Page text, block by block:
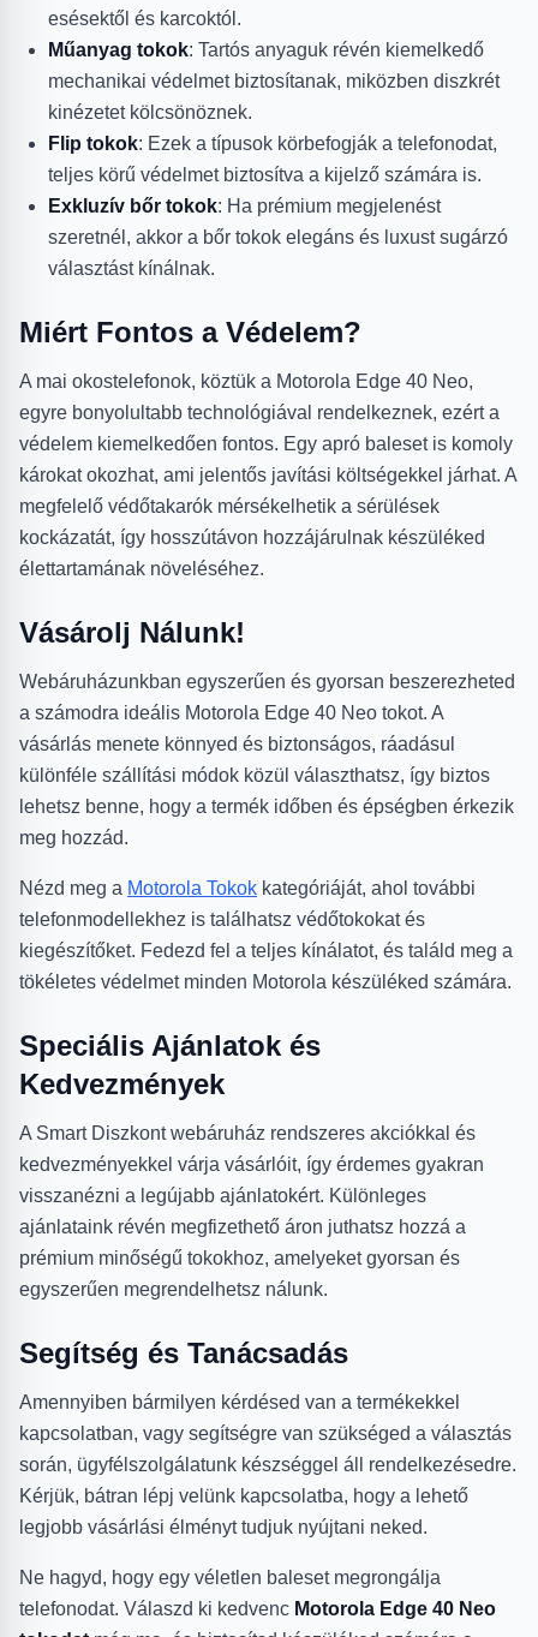
esésektől és karcoktól.
Műanyag tokok: Tartós anyaguk révén kiemelkedő
mechanikai védelmet biztosítanak, miközben diszkrét
kinézetet kölcsönöznek.
Flip tokok: Ezek a típusok körbefogják a telefonodat,
teljes körű védelmet biztosítva a kijelző számára is.
Exkluzív bőr tokok: Ha prémium megjelenést
szeretnél, akkor a bőr tokok elegáns és luxust sugárzó
választást kínálnak.
Miért Fontos a Védelem?
A mai okostelefonok, köztük a Motorola Edge 40 Neo,
egyre bonyolultabb technológiával rendelkeznek, ezért a
védelem kiemelkedően fontos. Egy apró baleset is komoly
károkat okozhat, ami jelentős javítási költségekkel járhat. A
megfelelő védőtakarók mérsékelhetik a sérülések
kockázatát, így hosszútávon hozzájárulnak készüléked
élettartamának növeléséhez.
Vásárolj Nálunk!
Webáruházunkban egyszerűen és gyorsan beszerezheted
a számodra ideális Motorola Edge 40 Neo tokot. A
vásárlás menete könnyed és biztonságos, ráadásul
különféle szállítási módok közül választhatsz, így biztos
lehetsz benne, hogy a termék időben és épségben érkezik
meg hozzád.
Nézd meg a Motorola Tokok kategóriáját, ahol további
telefonmodellekhez is találhatsz védőtokokat és
kiegészítőket. Fedezd fel a teljes kínálatot, és találd meg a
tökéletes védelmet minden Motorola készüléked számára.
Speciális Ajánlatok és
Kedvezmények
A Smart Diszkont webáruház rendszeres akciókkal és
kedvezményekkel várja vásárlóit, így érdemes gyakran
visszanézni a legújabb ajánlatokért. Különleges
ajánlataink révén megfizethető áron juthatsz hozzá a
prémium minőségű tokokhoz, amelyeket gyorsan és
egyszerűen megrendelhetsz nálunk.
Segítség és Tanácsadás
Amennyiben bármilyen kérdésed van a termékekkel
kapcsolatban, vagy segítségre van szükséged a választás
során, ügyfélszolgálatunk készséggel áll rendelkezésedre.
Kérjük, bátran lépj velünk kapcsolatba, hogy a lehető
legjobb vásárlási élményt tudjuk nyújtani neked.
Ne hagyd, hogy egy véletlen baleset megrongálja
telefonodat. Válaszd ki kedvenc Motorola Edge 40 Neo